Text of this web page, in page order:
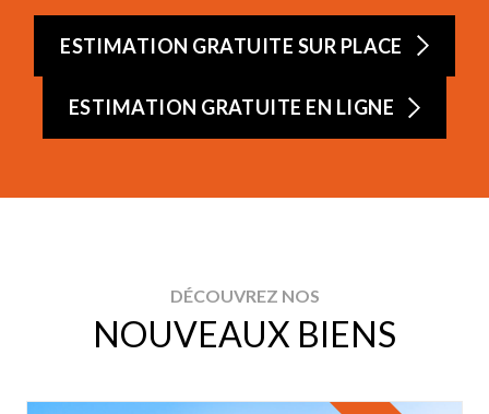
ESTIMATION GRATUITE SUR PLACE
ESTIMATION GRATUITE EN LIGNE
DÉCOUVREZ NOS
NOUVEAUX BIENS